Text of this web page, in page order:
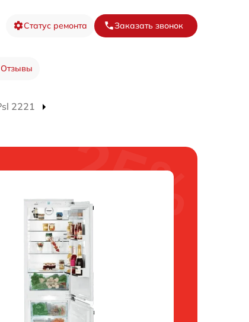
Статус ремонта Заказать звонок
Отзывы
2221